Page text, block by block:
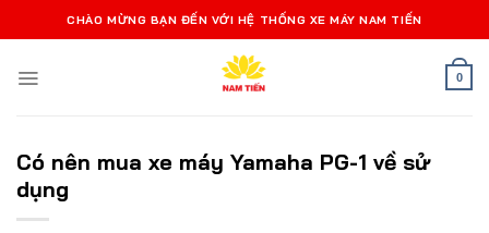
qua
dung
CHÀO MỪNG BẠN ĐẾN VỚI HỆ THỐNG XE MÁY NAM TIẾN
0
Có nên mua xe máy Yamaha PG-1 về sử
dụng